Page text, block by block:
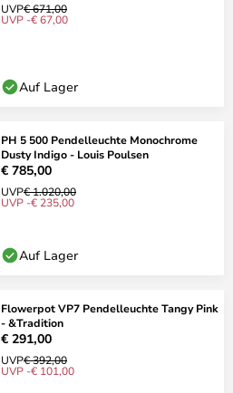
UVP€ 671,00
UVP -€ 67,00
Auf Lager
PH 5 500 Pendelleuchte Monochrome
Dusty Indigo - Louis Poulsen
€ 785,00
UVP€ 1.020,00
UVP -€ 235,00
Auf Lager
Flowerpot VP7 Pendelleuchte Tangy Pink
- &Tradition
€ 291,00
UVP€ 392,00
UVP -€ 101,00